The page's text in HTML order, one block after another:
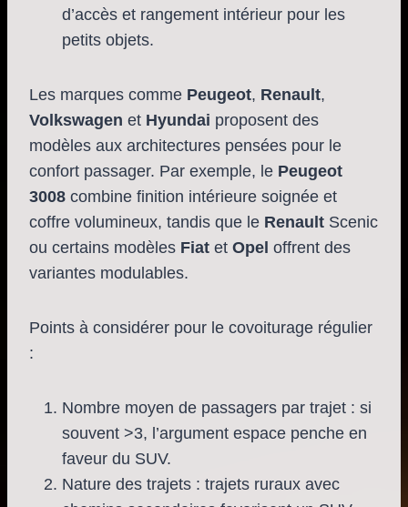
d’accès et rangement intérieur pour les
petits objets.
Les marques comme Peugeot, Renault,
Volkswagen et Hyundai proposent des
modèles aux architectures pensées pour le
confort passager. Par exemple, le Peugeot
3008 combine finition intérieure soignée et
coffre volumineux, tandis que le Renault Scenic
ou certains modèles Fiat et Opel offrent des
variantes modulables.
Points à considérer pour le covoiturage régulier
:
Nombre moyen de passagers par trajet : si
souvent >3, l’argument espace penche en
faveur du SUV.
Nature des trajets : trajets ruraux avec